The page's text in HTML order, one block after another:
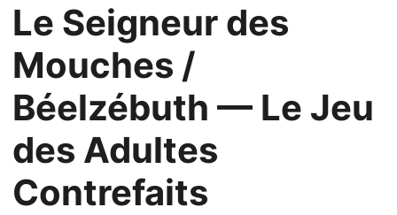
Le Seigneur des
Mouches /
Béelzébuth — Le Jeu
des Adultes
Contrefaits